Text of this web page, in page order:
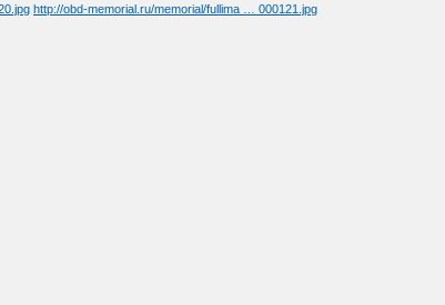
http://obd-memorial.ru/memorial/fullima … 000121.jpg